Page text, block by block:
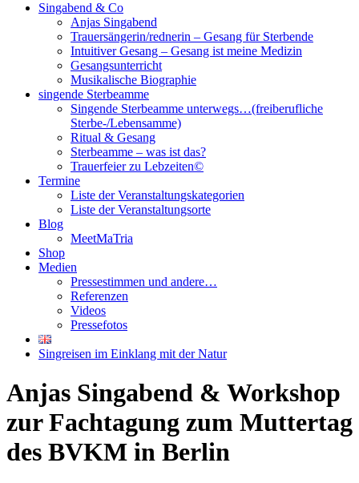
Singabend & Co
Anjas Singabend
Trauersängerin/rednerin – Gesang für Sterbende
Intuitiver Gesang – Gesang ist meine Medizin
Gesangsunterricht
Musikalische Biographie
singende Sterbeamme
Singende Sterbeamme unterwegs…(freiberufliche
Sterbe-/Lebensamme)
Ritual & Gesang
Sterbeamme – was ist das?
Trauerfeier zu Lebzeiten©
Termine
Liste der Veranstaltungskategorien
Liste der Veranstaltungsorte
Blog
MeetMaTria
Shop
Medien
Pressestimmen und andere…
Referenzen
Videos
Pressefotos
Singreisen im Einklang mit der Natur
Anjas Singabend & Workshop
zur Fachtagung zum Muttertag
des BVKM in Berlin